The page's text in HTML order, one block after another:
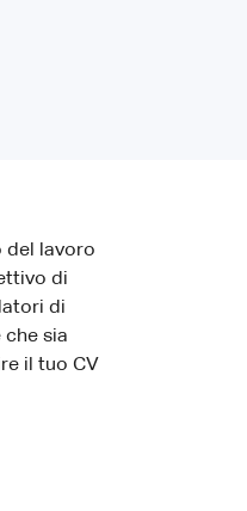
del lavoro
di
di
sia
il tuo CV